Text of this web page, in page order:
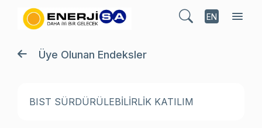
EN
Üye Olunan Endeksler
BIST SÜRDÜRÜLEBİLİRLİK KATILIM